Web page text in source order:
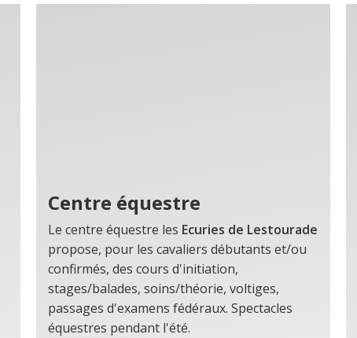
Centre équestre
Le centre équestre les Ecuries de Lestourade
propose, pour les cavaliers débutants et/ou
confirmés, des cours d'initiation,
stages/balades, soins/théorie, voltiges,
passages d'examens fédéraux. Spectacles
équestres pendant l'été.